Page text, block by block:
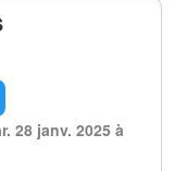
28 janv. 2025 à